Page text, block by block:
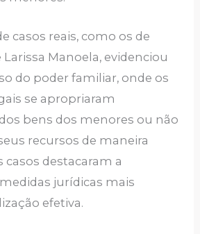
casos reais, como os de
Larissa Manoela, evidenciou
do poder familiar, onde os
se apropriaram
bens dos menores ou não
recursos de maneira
casos destacaram a
jurídicas mais
efetiva.